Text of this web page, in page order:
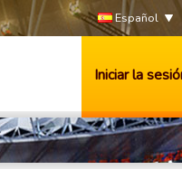
Español
Iniciar la